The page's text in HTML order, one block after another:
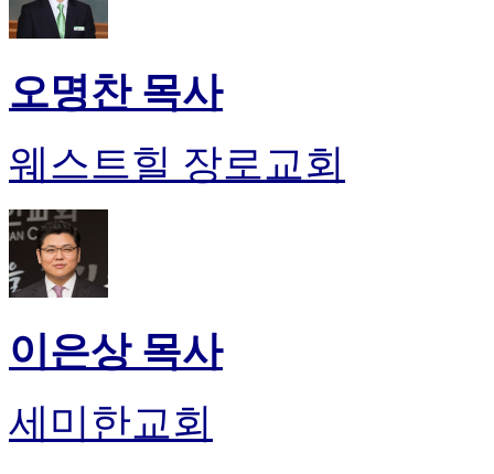
오명찬 목사
웨스트힐 장로교회
이은상 목사
세미한교회